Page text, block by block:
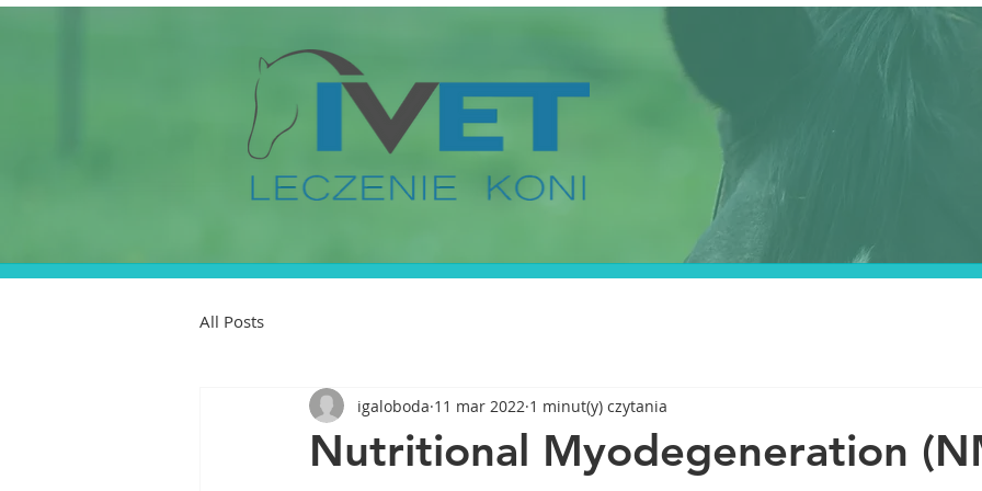
All Posts
Nutritional Myodegeneration
igaloboda 11 mar 2022 1 minut(y) czytania